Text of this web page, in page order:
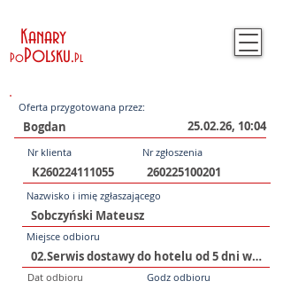
Kanary
PoPolsku.Pl
Oferta przygotowana przez:
25.02.26, 10:04
Nr klienta Nr zgłoszenia
Nazwisko i imię zgłaszającego
Miejsce odbioru
Dat odbioru Godz odbioru